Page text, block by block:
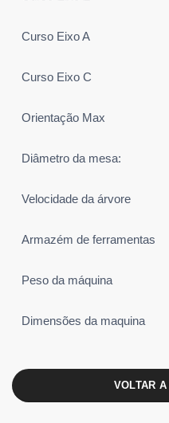
Curso Eixo A
Curso Eixo C
Orientação Max
Diâmetro da mesa:
Velocidade da árvore
Armazém de ferramentas
Peso da máquina
Dimensões da maquina
VOLTAR